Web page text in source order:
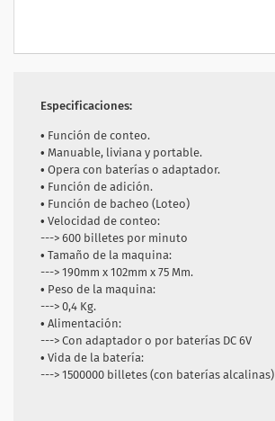
Especificaciones:
• Función de conteo.
• Manuable, liviana y portable.
• Opera con baterías o adaptador.
• Función de adición.
• Función de bacheo (Loteo)
• Velocidad de conteo:
---> 600 billetes por minuto
• Tamaño de la maquina:
---> 190mm x 102mm x 75 Mm.
• Peso de la maquina:
---> 0,4 Kg.
• Alimentación:
---> Con adaptador o por baterías DC 6V
• Vida de la batería:
---> 1500000 billetes (con baterías alcalinas)